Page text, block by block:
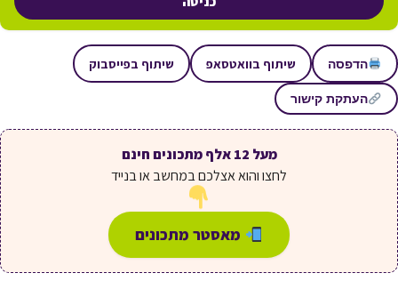
הדפסה שיתוף בוואטסאפ שיתוף בפייסבוק
העתקת קישור
מעל 12 אלף מתכונים חינם
לחצו והוא אצלכם במחשב או בנייד
מאסטר מתכונים